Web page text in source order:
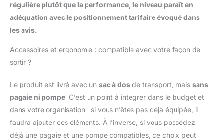
régulière plutôt que la performance, le niveau paraît en
adéquation avec le positionnement tarifaire évoqué dans
les avis.
Accessoires et ergonomie : compatible avec votre façon de
sortir ?
Le produit est livré avec un sac à dos de transport, mais sans
pagaie ni pompe. C’est un point à intégrer dans le budget et
dans votre organisation : si vous n’êtes pas déjà équipée, il
faudra ajouter ces éléments. À l’inverse, si vous possédez
déjà une pagaie et une pompe compatibles, ce choix peut